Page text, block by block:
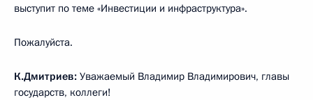
выступит по теме «Инвестиции и инфраструктура».
Пожалуйста.
К.Дмитриев: Уважаемый Владимир Владимирович, главы
государств, коллеги!